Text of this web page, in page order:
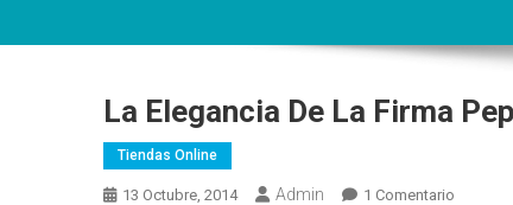
La Elegancia De La Firma
Tiendas Online
13 Octubre, 2014 Admin 1 Comentario